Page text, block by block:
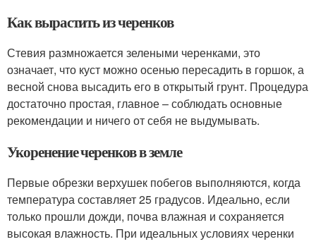
Как вырастить из черенков
Стевия размножается зелеными черенками, это
означает, что куст можно осенью пересадить в горшок, а
весной снова высадить его в открытый грунт. Процедура
достаточно простая, главное – соблюдать основные
рекомендации и ничего от себя не выдумывать.
Укоренение черенков в земле
Первые обрезки верхушек побегов выполняются, когда
температура составляет 25 градусов. Идеально, если
только прошли дожди, почва влажная и сохраняется
высокая влажность. При идеальных условиях черенки